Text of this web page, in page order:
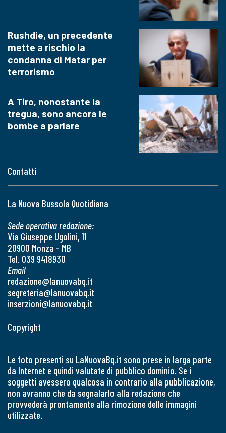
Contatti
La Nuova Bussola Quotidiana
Sede operativa redazione:
Via Giuseppe Ugolini, 11
20900 Monza - MB
Tel. 039 9418930
Email
redazione@lanuovabq.it
segreteria@lanuovabq.it
inserzioni@lanuovabq.it
Rushdie, un precedente
mette a rischio la
condanna di Matar per
terrorismo
A Tiro, nonostante la
tregua, sono ancora le
bombe a parlare
Copyright
Le foto presenti su LaNuovaBq.it sono prese in larga parte
da Internet e quindi valutate di pubblico dominio. Se i
soggetti avessero qualcosa in contrario alla pubblicazione,
non avranno che da segnalarlo alla redazione che
provvederà prontamente alla rimozione delle immagini
utilizzate.